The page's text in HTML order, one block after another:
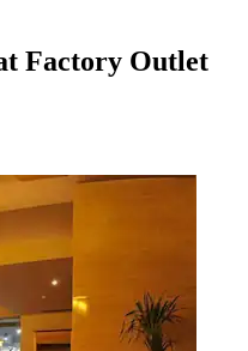
Factory Outlet